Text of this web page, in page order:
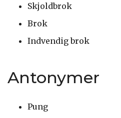
Skjoldbrok
Brok
Indvendig brok
Antonymer
Pung